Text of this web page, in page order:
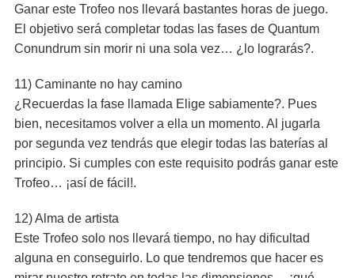
Ganar este Trofeo nos llevará bastantes horas de juego.
El objetivo será completar todas las fases de Quantum
Conundrum sin morir ni una sola vez… ¿lo lograrás?.
11) Caminante no hay camino
¿Recuerdas la fase llamada Elige sabiamente?. Pues
bien, necesitamos volver a ella un momento. Al jugarla
por segunda vez tendrás que elegir todas las baterías al
principio. Si cumples con este requisito podrás ganar este
Trofeo… ¡así de fácil!.
12) Alma de artista
Este Trofeo solo nos llevará tiempo, no hay dificultad
alguna en conseguirlo. Lo que tendremos que hacer es